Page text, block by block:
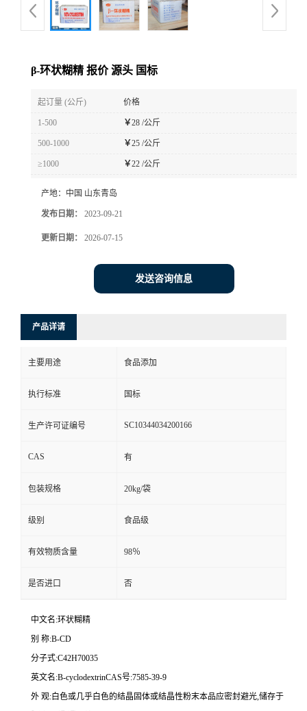
β-环状糊精 报价 源头 国标
起订量 (公斤) 价格
1-500 ￥28 /公斤
500-1000 ￥25 /公斤
≥1000 ￥22 /公斤
产地： 中国 山东青岛
发布日期： 2023-09-21
更新日期： 2026-07-15
发送咨询信息
产品详请
主要用途 食品添加
执行标准 国标
生产许可证编号 SC10344034200166
CAS 有
包装规格 20kg/袋
级别 食品级
有效物质含量 98％
是否进口 否
中文名:环状糊精
别 称:B-CD
分子式:C42H70035
英文名:B-cyclodextrinCAS号:7585-39-9
外 观:白色或几乎白色的结晶固体或结晶性粉末本品应密封避光,储存于